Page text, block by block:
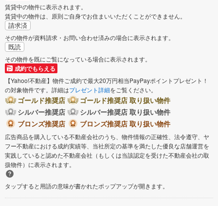
賃貸中の物件に表示されます。
賃貸中の物件は、原則ご自身でお住まいいただくことができません。
請求済
その物件が資料請求・お問い合わせ済みの場合に表示されます。
既読
その物件を既にご覧になっている場合に表示されます。
成約でもらえる
【Yahoo!不動産】物件ご成約で最大20万円相当PayPayポイントプレゼント！
の対象物件です。詳細はプレゼント詳細をご覧ください。
ゴールド推奨店
ゴールド推奨店 取り扱い物件
シルバー推奨店
シルバー推奨店 取り扱い物件
ブロンズ推奨店
ブロンズ推奨店 取り扱い物件
広告商品を購入している不動産会社のうち、物件情報の正確性、法令遵守、ヤ
フー不動産における成約実績等、当社所定の基準を満たした優良な店舗運営を
実践していると認めた不動産会社（もしくは当該認定を受けた不動産会社の取
扱物件）に表示されます。
タップすると用語の意味が書かれたポップアップが開きます。